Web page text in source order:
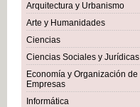
Arquitectura y Urbanismo
Arte y Humanidades
Ciencias
Ciencias Sociales y Jurídicas
Economía y Organización de
Empresas
Informática